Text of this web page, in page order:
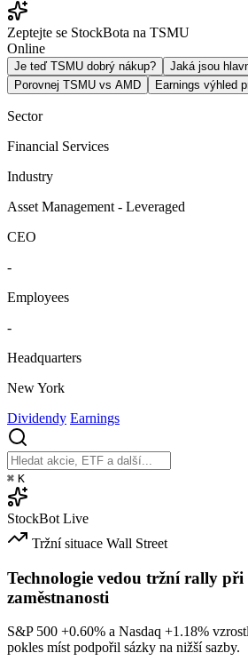
Zeptejte se StockBota na TSMU
Online
Je teď TSMU dobrý nákup?
Jaká jsou
Porovnej TSMU vs AMD
Earnings výhled
Sector
Financial Services
Industry
Asset Management - Leveraged
CEO
-
Employees
-
Headquarters
New York
Dividendy Earnings
⌘ K
StockBot Live
Tržní situace Wall Street
Technologie vedou tržní rally při
zaměstnanosti
S&P 500 +0.60% a Nasdaq +1.18%
pokles míst podpořil sázky na nižší sazby.